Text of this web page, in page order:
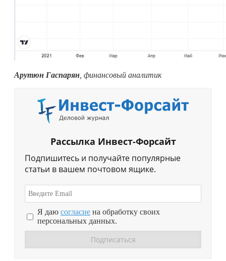
Арутюн Гаспарян , финансовый аналитик
Рассылка Инвест-Форсайт
Подпишитесь и получайте популярные
статьи в вашем почтовом ящике.
Я даю согласие на обработку своих
персональных данных.